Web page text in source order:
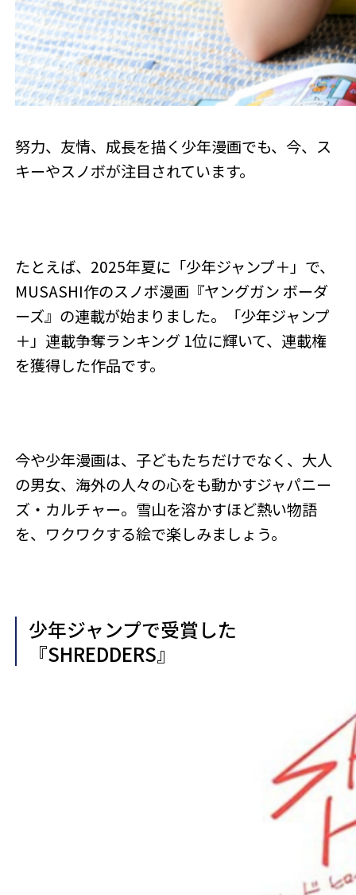
努力、友情、成長を描く少年漫画でも、今、ス
キーやスノボが注目されています。
たとえば、2025年夏に「少年ジャンプ＋」で、
MUSASHI作のスノボ漫画『ヤングガン ボーダ
ーズ』の連載が始まりました。「少年ジャンプ
＋」連載争奪ランキング 1位に輝いて、連載権
を獲得した作品です。
今や少年漫画は、子どもたちだけでなく、大人
の男女、海外の人々の心をも動かすジャパニー
ズ・カルチャー。雪山を溶かすほど熱い物語
を、ワクワクする絵で楽しみましょう。
少年ジャンプで受賞した
『SHREDDERS』